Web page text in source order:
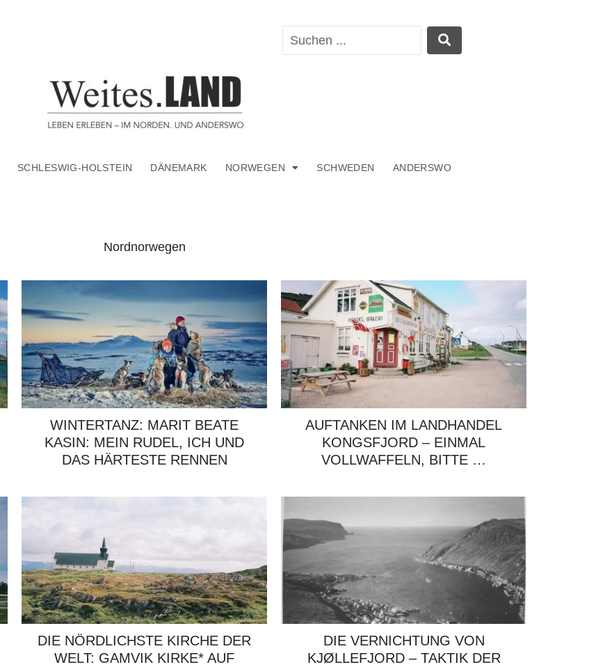
SCHLESWIG-HOLSTEIN DÄNEMARK NORWEGEN SCHWEDEN ANDERSWO
Nordnorwegen
WINTERTANZ: MARIT BEATE
KASIN: MEIN RUDEL, ICH UND
DAS HÄRTESTE RENNEN
AUFTANKEN IM LANDHANDEL
KONGSFJORD – EINMAL
VOLLWAFFELN, BITTE …
DIE NÖRDLICHSTE KIRCHE DER
WELT: GAMVIK KIRKE* AUF
DIE VERNICHTUNG VON
KJØLLEFJORD – TAKTIK DER